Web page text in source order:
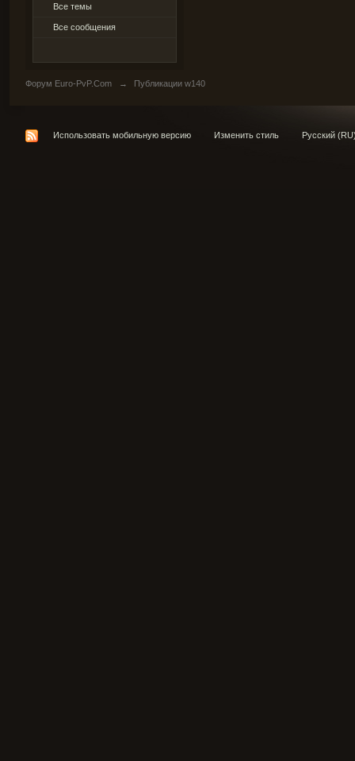
Все темы
Все сообщения
Форум Euro-PvP.Com → Публикации w140
Использовать мобильную версию Изменить стиль Русский